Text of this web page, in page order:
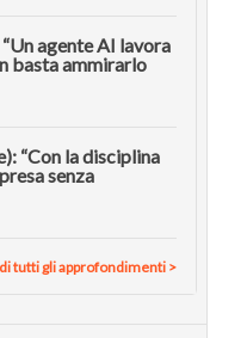
agente AI lavora
basta ammirarlo
“Con la disciplina
senza
tutti gli approfondimenti >